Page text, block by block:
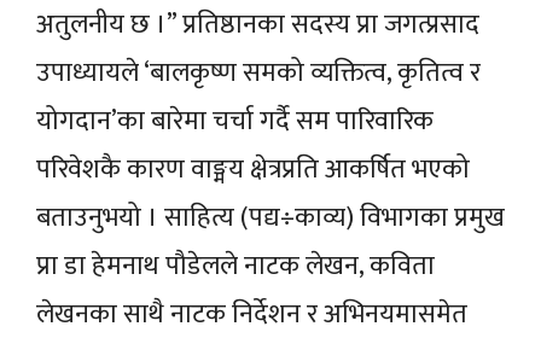
अतुलनीय छ ।” प्रतिष्ठानका सदस्य प्रा जगत्प्रसाद
उपाध्यायले ‘बालकृष्ण समको व्यक्तित्व, कृतित्व र
योगदान’का बारेमा चर्चा गर्दै सम पारिवारिक
परिवेशकै कारण वाङ्मय क्षेत्रप्रति आकर्षित भएको
बताउनुभयो । साहित्य (पद्य÷काव्य) विभागका प्रमुख
प्रा डा हेमनाथ पौडेलले नाटक लेखन, कविता
लेखनका साथै नाटक निर्देशन र अभिनयमासमेत